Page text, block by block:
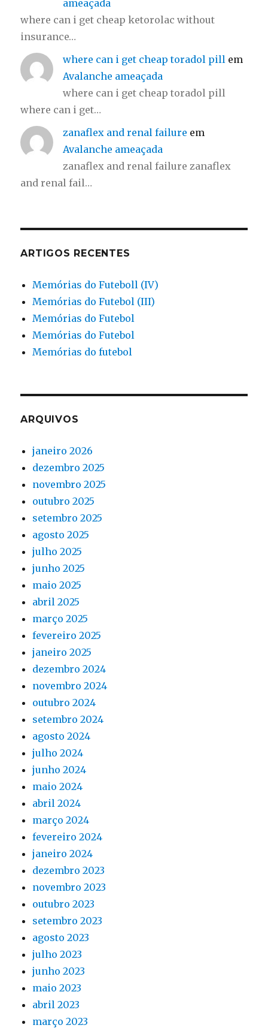
ameaçada
where can i get cheap ketorolac without
insurance…
where can i get cheap toradol pill em
Avalanche ameaçada
where can i get cheap toradol pill
where can i get…
zanaflex and renal failure em
Avalanche ameaçada
zanaflex and renal failure zanaflex
and renal fail…
ARTIGOS RECENTES
Memórias do Futeboll (IV)
Memórias do Futebol (III)
Memórias do Futebol
Memórias do Futebol
Memórias do futebol
ARQUIVOS
janeiro 2026
dezembro 2025
novembro 2025
outubro 2025
setembro 2025
agosto 2025
julho 2025
junho 2025
maio 2025
abril 2025
março 2025
fevereiro 2025
janeiro 2025
dezembro 2024
novembro 2024
outubro 2024
setembro 2024
agosto 2024
julho 2024
junho 2024
maio 2024
abril 2024
março 2024
fevereiro 2024
janeiro 2024
dezembro 2023
novembro 2023
outubro 2023
setembro 2023
agosto 2023
julho 2023
junho 2023
maio 2023
abril 2023
março 2023